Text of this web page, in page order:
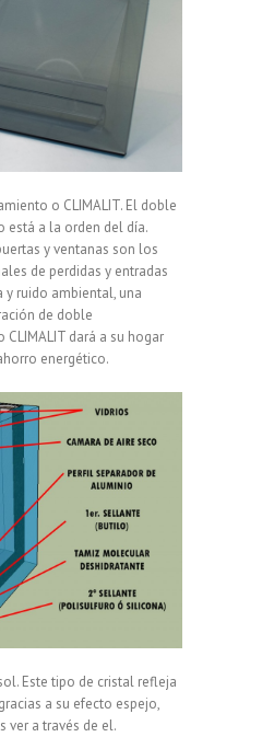
o CLIMALIT. El doble
está a la orden del día.
y ventanas son los
de perdidas y entradas
y ruido ambiental, una
de doble
dará a su hogar
energético.
Este tipo de cristal refleja
a su efecto espejo,
ver a través de el.